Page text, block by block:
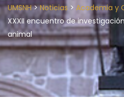
UMSNH>Noticias > Academia y
XXXII encuentro de
animal